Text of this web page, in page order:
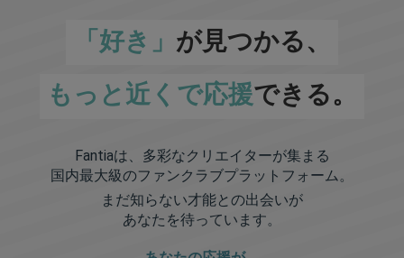
「好き」 が見つかる、
もっと近くで応援できる。
Fantiaは、多彩なクリエイターが集まる
国内最大級のファンクラブプラットフォーム。
まだ知らない才能との出会いが
あなたを待っています。